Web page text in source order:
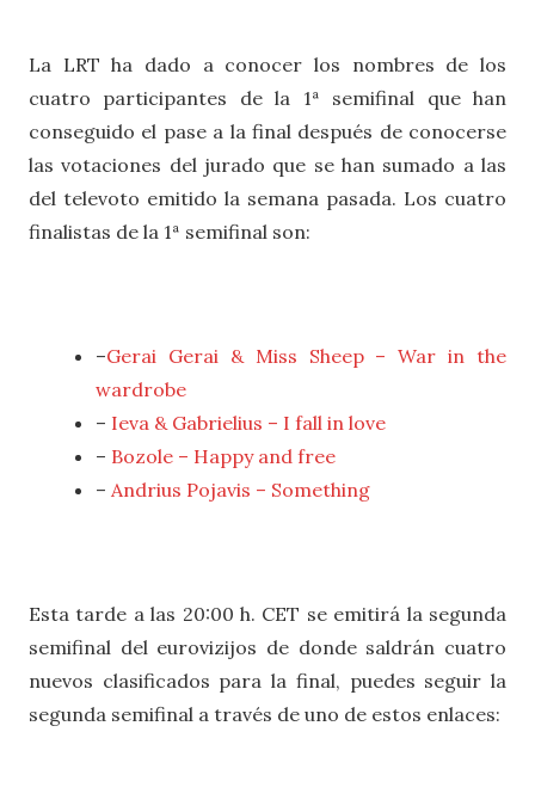
La LRT ha dado a conocer los nombres de los
cuatro participantes de la 1ª semifinal que han
conseguido el pase a la final después de conocerse
las votaciones del jurado que se han sumado a las
del televoto emitido la semana pasada. Los cuatro
finalistas de la 1ª semifinal son:
–Gerai Gerai & Miss Sheep – War in the
wardrobe
– Ieva & Gabrielius – I fall in love
– Bozole – Happy and free
– Andrius Pojavis – Something
Esta tarde a las 20:00 h. CET se emitirá la segunda
semifinal del eurovizijos de donde saldrán cuatro
nuevos clasificados para la final, puedes seguir la
segunda semifinal a través de uno de estos enlaces: